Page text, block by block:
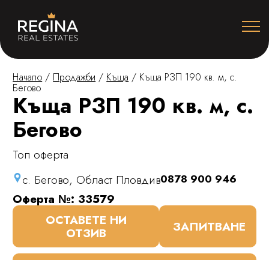
Начало / Продажби / Къща / Къща РЗП 190 кв. м, с.
Бегово
Къща РЗП 190 кв. м, с.
Бегово
Топ оферта
с. Бегово, Област Пловдив0878 900 946
Оферта №: 33579
ОСТАВЕТЕ НИ
ОТЗИВ ЗАПИТВАНЕ